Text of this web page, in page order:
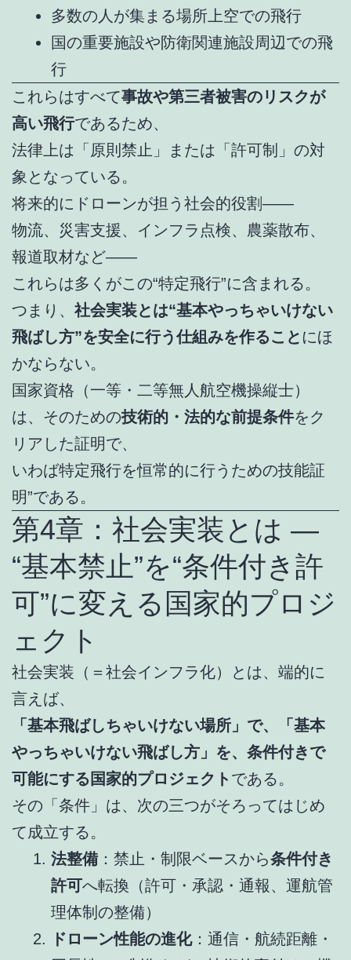
多数の人が集まる場所上空での飛行
国の重要施設や防衛関連施設周辺での飛
行
これらはすべて事故や第三者被害のリスクが
高い飛行であるため、
法律上は「原則禁止」または「許可制」の対
象となっている。
将来的にドローンが担う社会的役割――
物流、災害支援、インフラ点検、農薬散布、
報道取材など――
これらは多くがこの“特定飛行”に含まれる。
つまり、 社会実装とは“基本やっちゃいけない
飛ばし方”を安全に行う仕組みを作ること にほ
かならない。
国家資格（一等・二等無人航空機操縦士）
は、そのための技術的・法的な前提条件をク
リアした証明で、
いわば特定飛行を恒常的に行うための技能証
明”である。
第4章：社会実装とは ―
“基本禁止”を“条件付き許
可”に変える国家的プロジ
ェクト
社会実装（＝社会インフラ化）とは、端的に
言えば、
「基本飛ばしちゃいけない場所」で、「基本
やっちゃいけない飛ばし方」を、条件付きで
可能にする国家的プロジェクト である。
その「条件」は、次の三つがそろってはじめ
て成立する。
法整備：禁止・制限ベースから条件付き
許可へ転換（許可・承認・通報、運航管
理体制の整備）
ドローン性能の進化：通信・航続距離・